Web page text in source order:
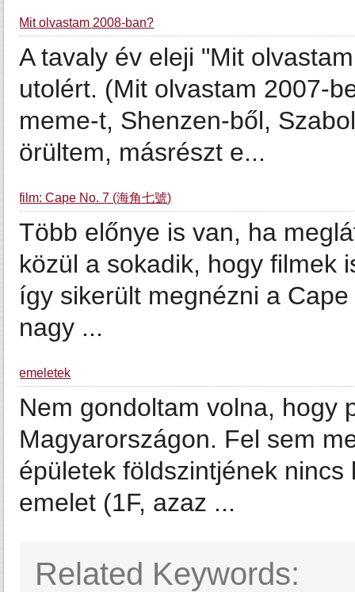
Mit olvastam 2008-ban?
A tavaly év eleji "Mit
utolért. (Mit olvastam 2007-
meme-t, Shenzen-ből,
örültem, másrészt e...
film: Cape No. 7 (海角七號)
Több előnye is van, ha
közül a sokadik, hogy filmek
így sikerült megnézni a
nagy ...
emeletek
Nem gondoltam volna, hogy
Magyarországon. Fel sem
épületek földszintjének
emelet (1F, azaz ...
Related Keywords: